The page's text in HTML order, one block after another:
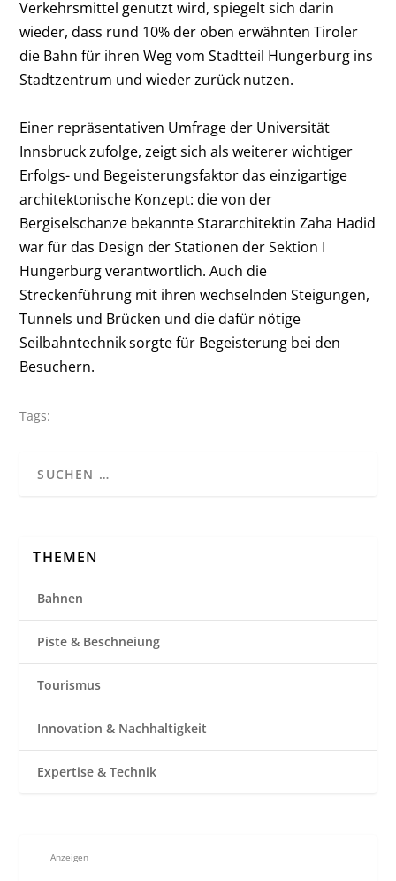
Verkehrsmittel genutzt wird, spiegelt sich darin
wieder, dass rund 10% der oben erwähnten Tiroler
die Bahn für ihren Weg vom Stadtteil Hungerburg ins
Stadtzentrum und wieder zurück nutzen.
Einer repräsentativen Umfrage der Universität
Innsbruck zufolge, zeigt sich als weiterer wichtiger
Erfolgs- und Begeisterungsfaktor das einzigartige
architektonische Konzept: die von der
Bergiselschanze bekannte Stararchitektin Zaha Hadid
war für das Design der Stationen der Sektion I
Hungerburg verantwortlich. Auch die
Streckenführung mit ihren wechselnden Steigungen,
Tunnels und Brücken und die dafür nötige
Seilbahntechnik sorgte für Begeisterung bei den
Besuchern.
Tags:
THEMEN
Bahnen
Piste & Beschneiung
Tourismus
Innovation & Nachhaltigkeit
Expertise & Technik
Anzeigen